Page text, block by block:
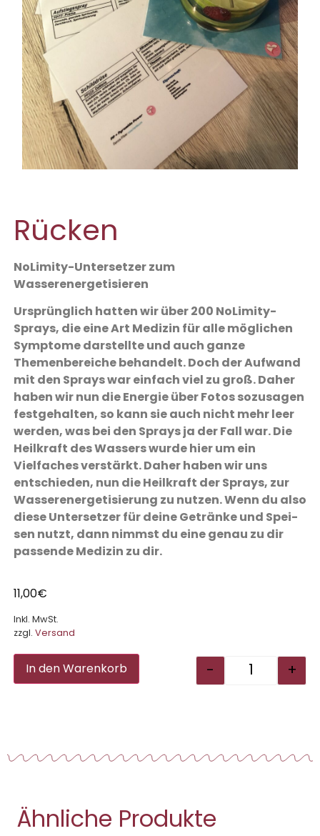
Rücken
NoLimity-Untersetzer zum
Wasserenergetisieren
Ursprünglich hatten wir über 200 NoLimity-
Sprays, die eine Art Medizin für alle möglichen
Symptome darstellte und auch ganze
Themenbereiche behandelt. Doch der Aufwand
mit den Sprays war einfach viel zu groß. Daher
haben wir nun die Energie über Fotos sozusagen
festgehalten, so kann sie auch nicht mehr leer
werden, was bei den Sprays ja der Fall war. Die
Heilkraft des Wassers wurde hier um ein
Vielfaches verstärkt. Daher haben wir uns
entschieden, nun die Heilkraft der Sprays, zur
Wasser­ener­ge­tisierung zu nutzen. Wenn du also
diese Untersetzer für deine Getränke und Spei­
sen nutzt, dann nimmst du eine genau zu dir
passende Medizin zu dir.
11,00€
Inkl. MwSt.
zzgl. Versand
- +
In den Warenkorb Alternative:
Ähnliche Produkte